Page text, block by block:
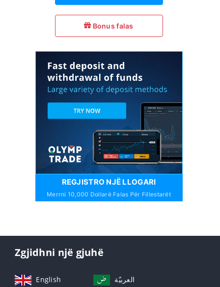
Bonus falas
REGJISTRO NJË LLOGARI
Merrni 10,000 Dollarë Falas Për Fillestarët
Zgjidhni një gjuhë
English العربيّة